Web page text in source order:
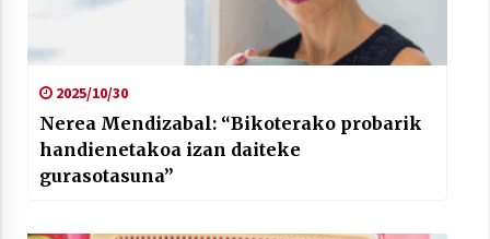
2025/10/30
Nerea Mendizabal: “Bikoterako probarik
handienetakoa izan daiteke
gurasotasuna”